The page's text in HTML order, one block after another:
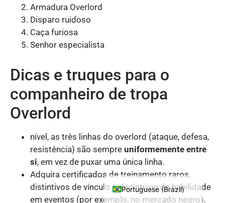
Armadura Overlord
Disparo ruidoso
Caça furiosa
Senhor especialista
Dicas e truques para o
companheiro de tropa
Overlord
nível, as três linhas do overlord (ataque, defesa,
resistência) são sempre uniformemente entre
si, em vez de puxar uma única linha.
Adquira certificados de treinamento raros,
distintivos de vínculo e distintivos de habilidade
em eventos (por exemplo, no mercado negro).
Portuguese (Brazil)
German
Spanish
French
Turkish